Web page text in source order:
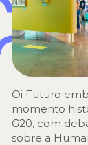
Oi Futuro
momento
G20, com
sobre a